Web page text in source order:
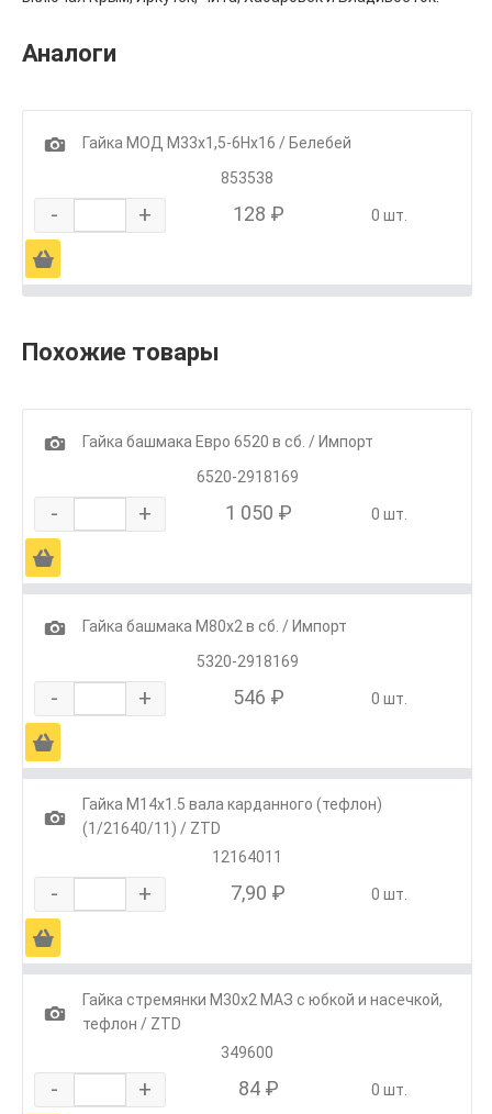
Аналоги
1
Гайка МОД М33х1,5-6Нх16 / Белебей
853538
- + 128 ₽ 0 шт.
Ä
Похожие товары
1
Гайка башмака Евро 6520 в сб. / Импорт
6520-2918169
- + 1 050 ₽ 0 шт.
Ä
1
Гайка башмака М80х2 в сб. / Импорт
5320-2918169
- + 546 ₽ 0 шт.
Ä
1
Гайка М14х1.5 вала карданного (тефлон)
(1/21640/11) / ZTD
12164011
- + 7,90 ₽ 0 шт.
Ä
1
Гайка стремянки М30х2 МАЗ с юбкой и насечкой,
тефлон / ZTD
349600
- + 84 ₽ 0 шт.